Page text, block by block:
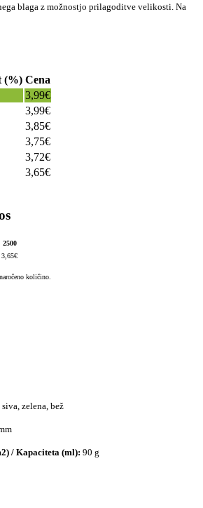
blaga z možnostjo prilagoditve velikosti. Na
(%) Cena
3,99€
3,99€
3,85€
3,75€
3,72€
3,65€
2500
3,65€
količino.
zelena, bež
/ Kapaciteta (ml): 90 g